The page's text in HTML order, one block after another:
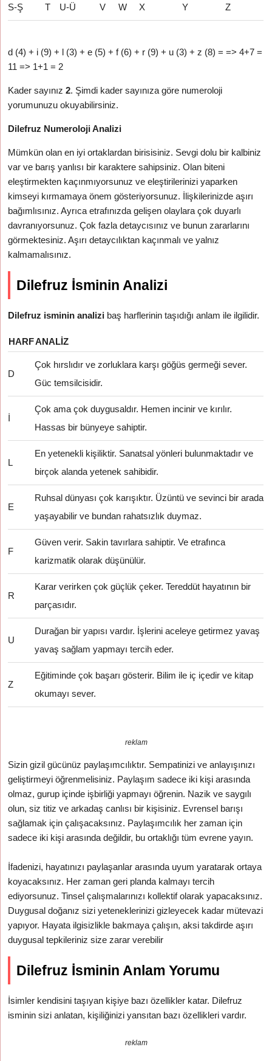
S-Ş T U-Ü V W X Y Z
d (4) + i (9) + l (3) + e (5) + f (6) + r (9) + u (3) + z (8) = => 4+7 =
11 => 1+1 = 2
Kader sayınız2. Şimdi kader sayınıza göre numeroloji
yorumunuzu okuyabilirsiniz.
Dilefruz Numeroloji Analizi
Mümkün olan en iyi ortaklardan birisisiniz. Sevgi dolu bir kalbiniz
var ve barış yanlısı bir karaktere sahipsiniz. Olan biteni
eleştirmekten kaçınmıyorsunuz ve eleştirilerinizi yaparken
kimseyi kırmamaya önem gösteriyorsunuz. İlişkilerinizde aşırı
bağımlısınız. Ayrıca etrafınızda gelişen olaylara çok duyarlı
davranıyorsunuz. Çok fazla detaycısınız ve bunun zararlarını
görmektesiniz. Aşırı detaycılıktan kaçınmalı ve yalnız
kalmamalısınız.
Dilefruz İsminin Analizi
Dilefruz isminin analizi baş harflerinin taşıdığı anlam ile ilgilidir.
HARFANALIZ
D
Çok hırslıdır ve zorluklara karşı göğüs germeği sever.
Güc temsilcisidir.
İ
Çok ama çok duygusaldır. Hemen incinir ve kırılır.
Hassas bir bünyeye sahiptir.
L
En yetenekli kişiliktir. Sanatsal yönleri bulunmaktadır ve
birçok alanda yetenek sahibidir.
E
Ruhsal dünyası çok karışıktır. Üzüntü ve sevinci bir arada
yaşayabilir ve bundan rahatsızlık duymaz.
F
Güven verir. Sakin tavırlara sahiptir. Ve etrafınca
karizmatik olarak düşünülür.
R
Karar verirken çok güçlük çeker. Tereddüt hayatının bir
parçasıdır.
U
Durağan bir yapısı vardır. İşlerini aceleye getirmez yavaş
yavaş sağlam yapmayı tercih eder.
Z
Eğitiminde çok başarı gösterir. Bilim ile iç içedir ve kitap
okumayı sever.
reklam
Sizin gizil gücünüz paylaşımcılıktır. Sempatinizi ve anlayışınızı
geliştirmeyi öğrenmelisiniz. Paylaşım sadece iki kişi arasında
olmaz, gurup içinde işbirliği yapmayı öğrenin. Nazik ve saygılı
olun, siz titiz ve arkadaş canlısı bir kişisiniz. Evrensel barışı
sağlamak için çalışacaksınız. Paylaşımcılık her zaman için
sadece iki kişi arasında değildir, bu ortaklığı tüm evrene yayın.
İfadenizi, hayatınızı paylaşanlar arasında uyum yaratarak ortaya
koyacaksınız. Her zaman geri planda kalmayı tercih
ediyorsunuz. Tinsel çalışmalarınızı kollektif olarak yapacaksınız.
Duygusal doğanız sizi yeteneklerinizi gizleyecek kadar mütevazi
yapıyor. Hayata ilgisizlikle bakmaya çalışın, aksi takdirde aşırı
duygusal tepkileriniz size zarar verebilir
Dilefruz İsminin Anlam Yorumu
İsimler kendisini taşıyan kişiye bazı özellikler katar. Dilefruz
isminin sizi anlatan, kişiliğinizi yansıtan bazı özellikleri vardır.
reklam